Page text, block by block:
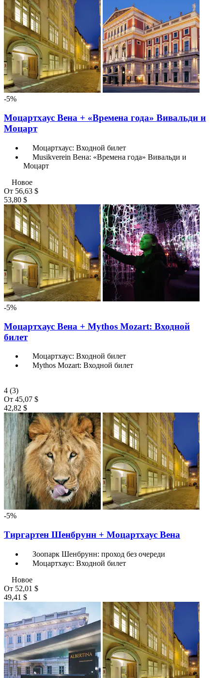
-5%
Моцартхаус Вена + «Времена года» Вивальди и
Моцарт
Моцартхаус: Входной билет
Musikverein Вена: «Времена года» Вивальди и
Моцарт
Новое
От 56,63 $
53,80 $
-5%
Моцартхаус Вена + Mythos Mozart: Входной
билет
Моцартхаус: Входной билет
Mythos Mozart: Входной билет
4 (3)
От 45,07 $
42,82 $
-5%
Тиргартен Шенбрунн + Моцартхаус Вена
Зоопарк Шенбрунн: проход без очереди
Моцартхаус: Входной билет
Новое
От 52,01 $
49,41 $